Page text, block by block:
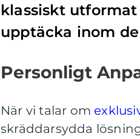
klassiskt
upptäcka inom
Personligt
När vi talar om
skräddarsydda